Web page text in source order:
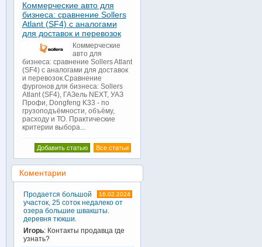
Коммерческие авто для
бизнеса: сравнение Sollers
Atlant (SF4) с аналогами
для доставок и перевозок
Коммерческие
авто для
бизнеса: сравнение Sollers Atlant
(SF4) с аналогами для доставок
и перевозок.Сравнение
фургонов для бизнеса: Sollers
Atlant (SF4), ГАЗель NEXT, УАЗ
Профи, Dongfeng K33 - по
грузоподъёмности, объёму,
расходу и ТО. Практические
критерии выбора...
Все статьи
Добавить статью
Коментарии
16.02.2024
Продается большой
участок, 25 соток недалеко от
озера большие швакшты.
деревня тюкши.
Игорь: Контакты продавца где
узнать?